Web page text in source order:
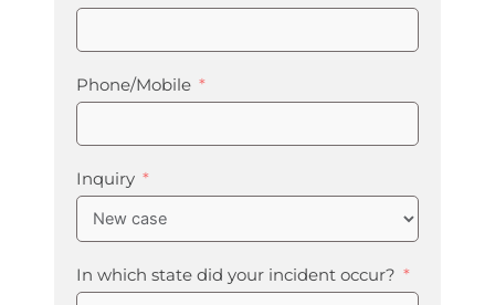
Phone/Mobile
Inquiry
In which state did your incident occur?